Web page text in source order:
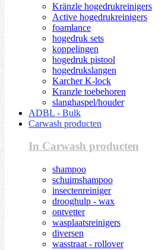
Kränzle hogedrukreinigers
Active hogedrukreinigers
foamlance
hogedruk sets
koppelingen
hogedruk pistool
hogedrukslangen
Karcher K-lock
Kranzle toebehoren
slanghaspel/houder
ADBL - Bulk
Carwash producten
In Carwash producten
shampoo
schuimshampoo
insectenreiniger
drooghulp - wax
ontvetter
wasplaatsreinigers
diversen
wasstraat - rollover